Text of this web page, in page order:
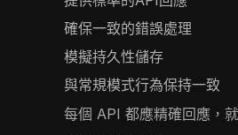
確保一致的錯誤處理
模擬持久性儲存
與常規模式行為保持一致
每個 API 都應精確回應，